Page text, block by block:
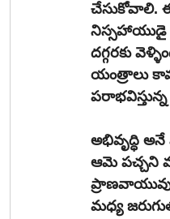
చేసుకోవాలి.
నిస్సహాయుడై
దగ్గరకు
యంత్రాలు
పరాభవిస్తున్న
అభివృద్ధి
ఆమె పచ్చని
ప్రాణవాయువు
మధ్య